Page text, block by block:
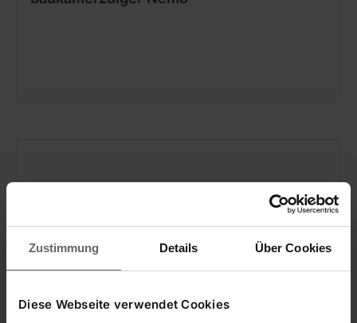
Zustimmung Details Über Cookies
Diese Webseite verwendet Cookies